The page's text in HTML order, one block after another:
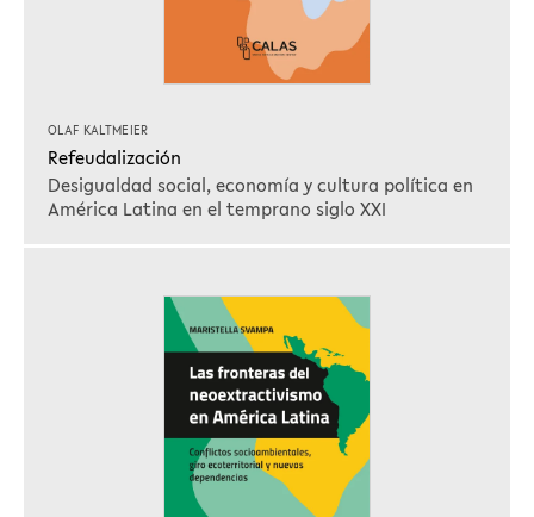
OLAF KALTMEIER
Refeudalización
Desigualdad social, economía y cultura política en
América Latina en el temprano siglo XXI